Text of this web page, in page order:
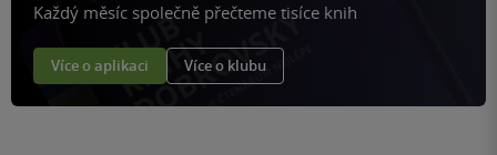
Každý měsíc společně přečteme tisíce knih
Více o aplikaci Více o klubu